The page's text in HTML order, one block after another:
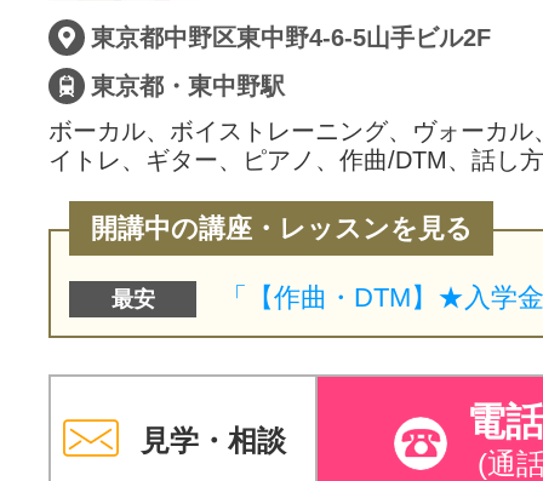
東京都中野区東中野4-6-5山手ビル2F
東京都・東中野駅
ボーカル、ボイストレーニング、ヴォーカル
イトレ、ギター、ピアノ、作曲/DTM、話し
開講中の講座・レッスンを見る
最安
見学・相談 電
(通